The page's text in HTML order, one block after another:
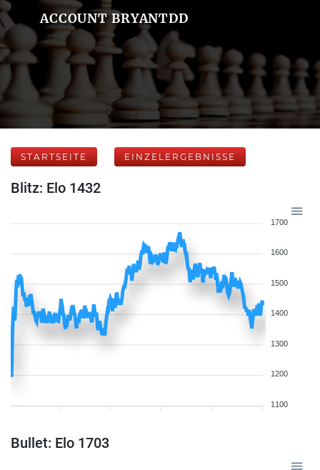
ACCOUNT BRYANTDD
STARTSEITE EINZELERGEBNISSE
Blitz: Elo 1432
1700
1600
1500
1400
1300
1200
1100
Bullet: Elo 1703